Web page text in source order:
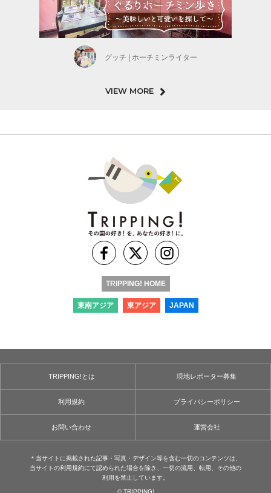
グッチ | ホーチミンライター
VIEW MORE
TRIPPING! HOME
東南アジア 東アジア JAPAN
TRIPPING!とは 現地レポーター募集
利用規約 プライバシーポリシー
お問い合わせ 運営会社
＊当サイトに掲載された記事・写真・デザイン等を含む⼀切のコンテンツは、
当サイトの利用規約にて認められた場合を除き、⼀切の流用、転⽤、その他の
利用を禁⽌しています。